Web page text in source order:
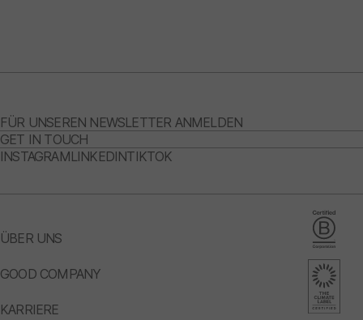
ÜBER UNS
GOOD COMPANY
KARRIERE
FÜR UNSEREN NEWSLETTER ANMELDEN
GET IN TOUCH
INSTAGRAMLINKEDINTIKTOK